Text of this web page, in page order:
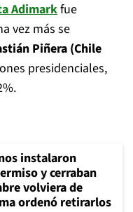
Adimarkfue
vez más se
Piñera (Chile
presidenciales,
instalaron
y cerraban
volviera de
ordenó retirarlos